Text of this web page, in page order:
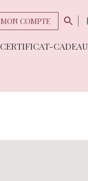
MON COMPTE
CERTIFICAT-CADEAU